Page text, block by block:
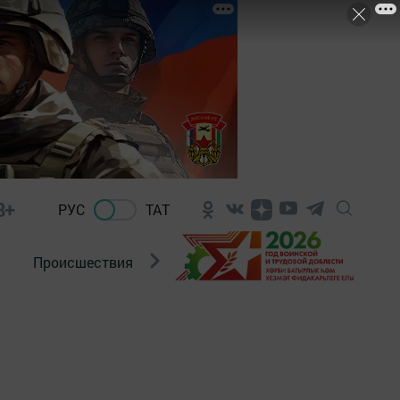
РУС ТАТ
Происшествия Новости Госавтоинспекции